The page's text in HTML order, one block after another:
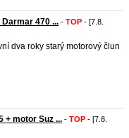
470 ... - TOP - [7.8.
dva roky starý motorový člun
+ motor Suz ... - TOP - [7.8.